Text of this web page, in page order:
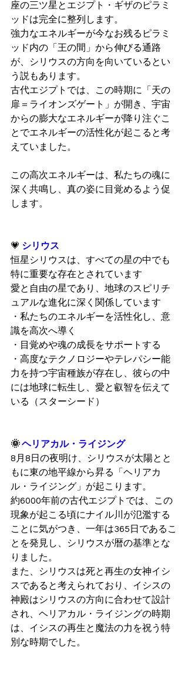
座の三ツ星とエジプト・ギザのピラミ
ッドは完全に整列します。
強力なエネルギーが今なお残るピラミ
ッド内の「王の間」から伸びる通路
が、シリウスの方向を向いているとい
う説もあります。
古代エジプトでは、この時期に「天の
扉＝ライオンズゲート」が開き、宇宙
からの膨大なエネルギーが降り注ぐこ
とでエネルギーの活性化が起こると考
えていました。
この高次エネルギーは、私たちの魂に
深く共鳴し、真の姿に目覚めるよう促
します。
💗 シリウス
恒星シリウスは、すべての星の中でも
特に重要な存在とされています
愛と自由の星であり、地球のスピリチ
ュアルな進化に深く関係しています
・私たちのエネルギーを活性化し、意
識を高次へ導く
・目覚めや魂の成長をサポートする
・高度なテクノロジーやテレパシー能
力を持つ宇宙種族が存在し、彼らの中
には地球に転生し、愛と叡智を伝えて
いる（スターシード）
🌞 ヘリアカル・ライジング
8月8日の夜明け、シリウスが太陽とと
もに東の地平線から昇る「ヘリアカ
ル・ライジング」が起こります。
約6000年前の古代エジプトでは、この
現象が起こる頃にナイル川が氾濫する
ことに気がつき、一年は365日であるこ
とを発見し、シリウスが暦の基準とな
りました。
また、シリウスは死と再生の女神イシ
スであると考えられており、イシスの
神殿はシリウスの方向に合わせて設計
され、ヘリアカル・ライジングの時期
は、イシスの再生と魔法の力を祝う特
別な時期でした。